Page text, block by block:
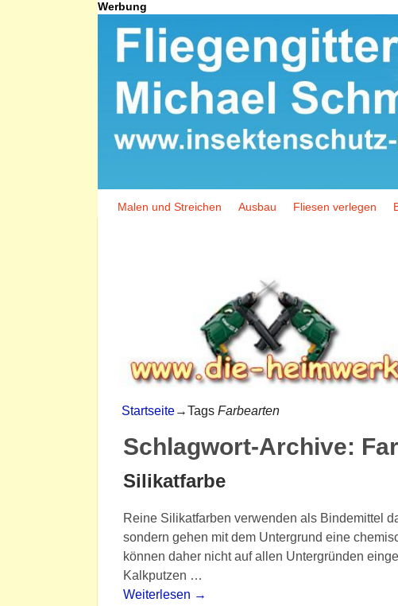
Werbung
Malen und Streichen Ausbau Fliesen verlegen
Startseite→Tags Farbearten
Schlagwort-Archive:
Silikatfarbe
Reine Silikatfarben verwenden als Bindemittel
sondern gehen mit dem Untergrund eine
können daher nicht auf allen Untergründen
Kalkputzen …
Weiterlesen →